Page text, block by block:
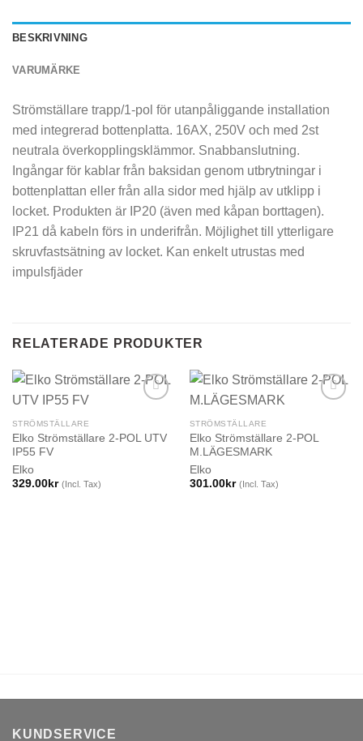
BESKRIVNING
VARUMÄRKE
Strömställare trapp/1-pol för utanpåliggande installation
med integrerad bottenplatta. 16AX, 250V och med 2st
neutrala överkopplingsklämmor. Snabbanslutning.
Ingångar för kablar från baksidan genom utbrytningar i
bottenplattan eller från alla sidor med hjälp av utklipp i
locket. Produkten är IP20 (även med kåpan borttagen).
IP21 då kabeln förs in underifrån. Möjlighet till ytterligare
skruvfastsätning av locket. Kan enkelt utrustas med
impulsfjäder
RELATERADE PRODUKTER
STRÖMSTÄLLARE
Elko Strömställare 2-POL UTV
IP55 FV
Elko
329.00kr (Incl. Tax)
STRÖMSTÄLLARE
Elko Strömställare 2-POL
M.LÄGESMARK
Elko
301.00kr (Incl. Tax)
KUNDSERVICE